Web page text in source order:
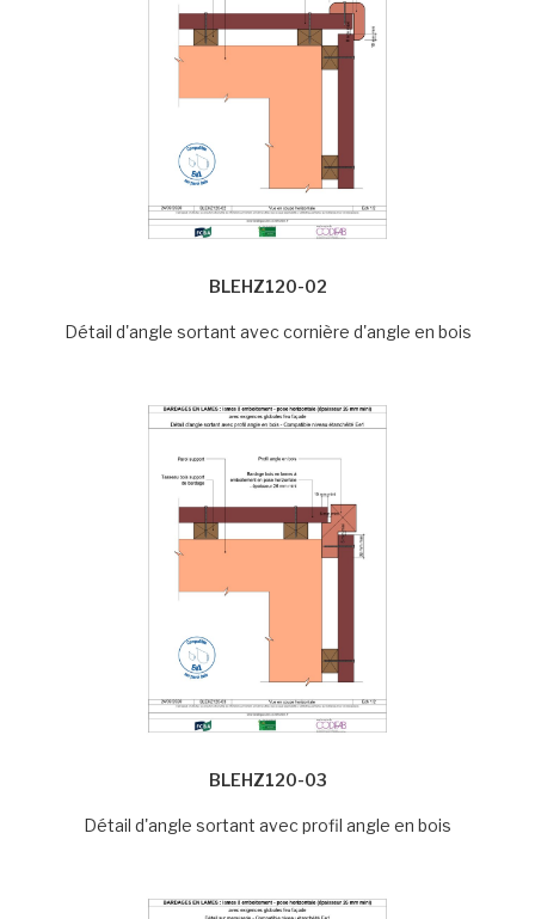
BLEHZ120-02
Détail d'angle sortant avec cornière d'angle en bois
BLEHZ120-03
Détail d'angle sortant avec profil angle en bois